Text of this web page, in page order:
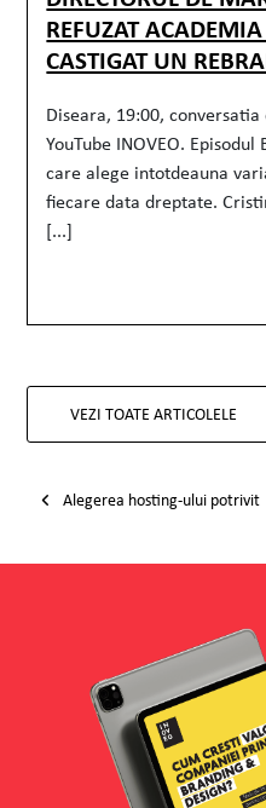
REFUZAT
CASTIGAT UN
Diseara, 19:00,
YouTube INOVEO.
care alege intotdeauna
fiecare data dreptate.
[...]
VEZI TOATE ARTICOLELE
Alegerea hosting-ului potrivit